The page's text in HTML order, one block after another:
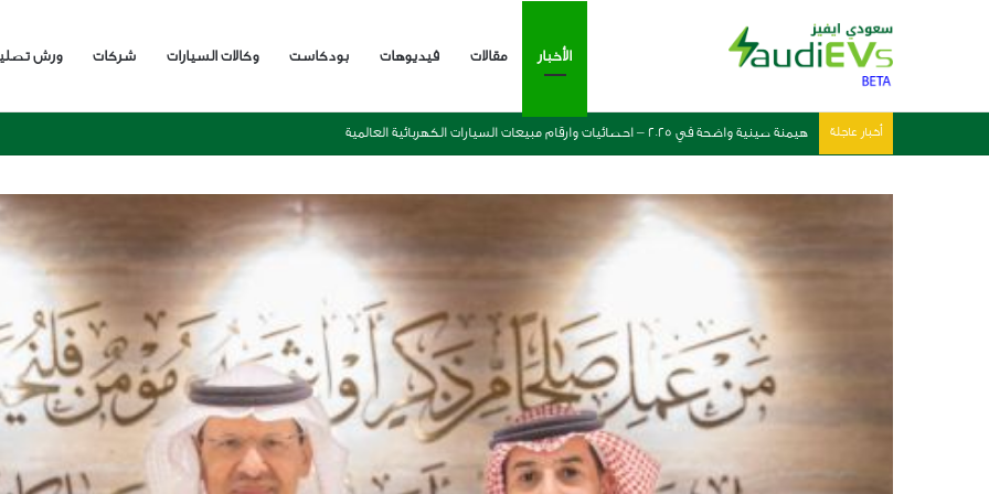
الأخبار مقالات فيديوهات بودكاست وكالات السيارات شركات ورش
أخبار عاجلة هل هو المستقبل – التسارع التجديدي للسيارات الكهربائية